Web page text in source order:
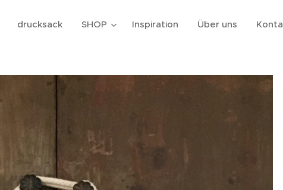
drucksack SHOP Inspiration Über uns